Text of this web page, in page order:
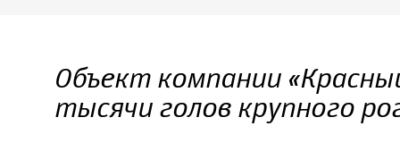
Объект компании
тысячи голов крупного